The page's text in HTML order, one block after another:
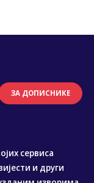
ЗА ДОПИСНИКЕ
сервиса
и други